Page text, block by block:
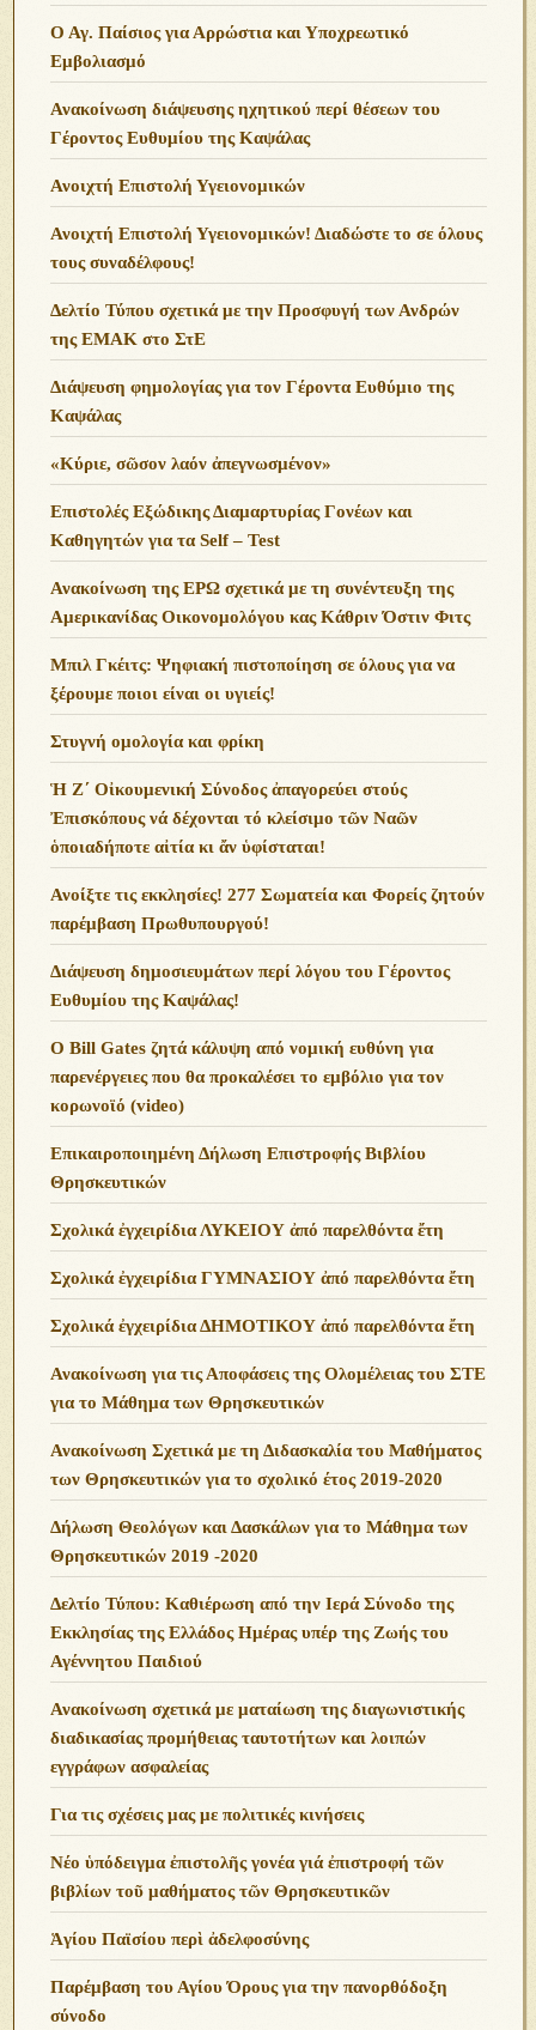
Ο Αγ. Παίσιος για Αρρώστια και Υποχρεωτικό
Εμβολιασμό
Ανακοίνωση διάψευσης ηχητικού περί θέσεων του
Γέροντος Ευθυμίου της Καψάλας
Ανοιχτή Επιστολή Υγειονομικών
Ανοιχτή Επιστολή Υγειονομικών! Διαδώστε το σε όλους
τους συναδέλφους!
Δελτίο Τύπου σχετικά με την Προσφυγή των Ανδρών
της ΕΜΑΚ στο ΣτΕ
Διάψευση φημολογίας για τον Γέροντα Ευθύμιο της
Καψάλας
«Κύριε, σῶσον λαόν ἀπεγνωσμένον»
Επιστολές Εξώδικης Διαμαρτυρίας Γονέων και
Καθηγητών για τα Self – Test
Ανακοίνωση της ΕΡΩ σχετικά με τη συνέντευξη της
Αμερικανίδας Οικονομολόγου κας Κάθριν Όστιν Φιτς
Μπιλ Γκέιτς: Ψηφιακή πιστοποίηση σε όλους για να
ξέρουμε ποιοι είναι οι υγιείς!
Στυγνή ομολογία και φρίκη
Ἡ Ζ΄ Οἰκουμενική Σύνοδος ἀπαγορεύει στούς
Ἐπισκόπους νά δέχονται τό κλείσιμο τῶν Ναῶν
ὁποιαδήποτε αἰτία κι ἄν ὑφίσταται!
Ανoίξτε τις εκκλησίες! 277 Σωματεία και Φορείς ζητούν
παρέμβαση Πρωθυπουργού!
Διάψευση δημοσιευμάτων περί λόγου του Γέροντος
Ευθυμίου της Καψάλας!
O Bill Gates ζητά κάλυψη από νομική ευθύνη για
παρενέργειες που θα προκαλέσει το εμβόλιο για τον
κορωνοϊό (video)
Επικαιροποιημένη Δήλωση Επιστροφής Βιβλίου
Θρησκευτικών
Σχολικά ἐγχειρίδια ΛΥΚΕΙΟΥ ἀπό παρελθόντα ἔτη
Σχολικά ἐγχειρίδια ΓΥΜΝΑΣΙΟΥ ἀπό παρελθόντα ἔτη
Σχολικά ἐγχειρίδια ΔΗΜΟΤΙΚΟΥ ἀπό παρελθόντα ἔτη
Ανακοίνωση για τις Αποφάσεις της Ολομέλειας του ΣΤΕ
για το Μάθημα των Θρησκευτικών
Ανακοίνωση Σχετικά με τη Διδασκαλία του Μαθήματος
των Θρησκευτικών για το σχολικό έτος 2019-2020
Δήλωση Θεολόγων και Δασκάλων για το Μάθημα των
Θρησκευτικών 2019 -2020
Δελτίο Τύπου: Καθιέρωση από την Ιερά Σύνοδο της
Εκκλησίας της Ελλάδος Ημέρας υπέρ της Ζωής του
Αγέννητου Παιδιού
Ανακοίνωση σχετικά με ματαίωση της διαγωνιστικής
διαδικασίας προμήθειας ταυτοτήτων και λοιπών
εγγράφων ασφαλείας
Για τις σχέσεις μας με πολιτικές κινήσεις
Νέο ὑπόδειγμα ἐπιστολῆς γονέα γιά ἐπιστροφή τῶν
βιβλίων τοῦ μαθήματος τῶν Θρησκευτικῶν
Ἁγίου Παϊσίου περὶ ἀδελφοσύνης
Παρέμβαση του Αγίου Όρους για την πανορθόδοξη
σύνοδο